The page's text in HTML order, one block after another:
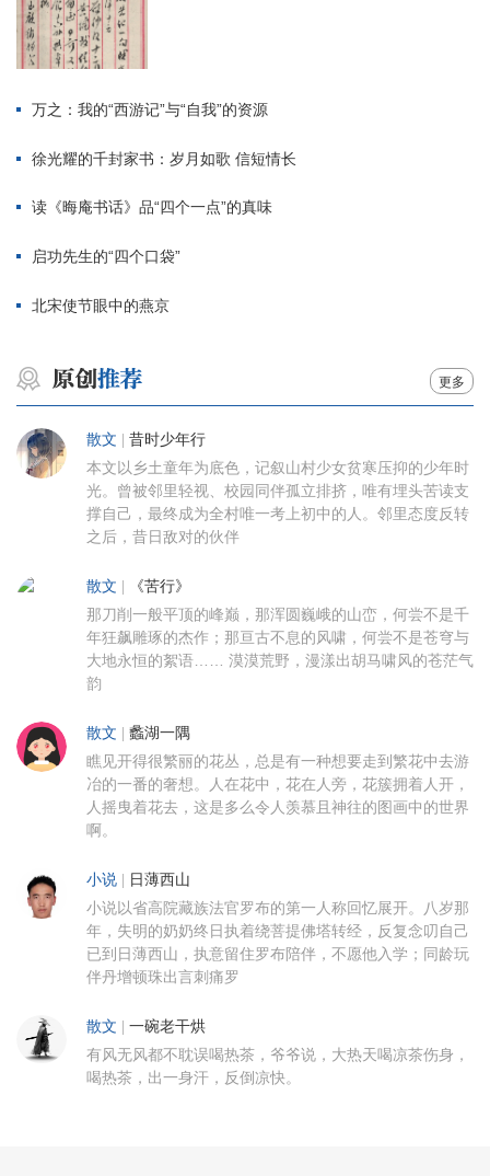
万之：我的“西游记”与“自我”的资源
徐光耀的千封家书：岁月如歌 信短情长
读《晦庵书话》品“四个一点”的真味
启功先生的“四个口袋”
北宋使节眼中的燕京
更多
散文 昔时少年行
本文以乡土童年为底色，记叙山村少女贫寒压抑的少年时
光。曾被邻里轻视、校园同伴孤立排挤，唯有埋头苦读支
撑自己，最终成为全村唯一考上初中的人。邻里态度反转
之后，昔日敌对的伙伴
散文 《苦行》
那刀削一般平顶的峰巅，那浑圆巍峨的山峦，何尝不是千
年狂飙雕琢的杰作；那亘古不息的风啸，何尝不是苍穹与
大地永恒的絮语…… 漠漠荒野，漫漾出胡马啸风的苍茫气
韵
散文 蠡湖一隅
瞧见开得很繁丽的花丛，总是有一种想要走到繁花中去游
冶的一番的奢想。人在花中，花在人旁，花簇拥着人开，
人摇曳着花去，这是多么令人羡慕且神往的图画中的世界
啊。
小说 日薄西山
小说以省高院藏族法官罗布的第一人称回忆展开。八岁那
年，失明的奶奶终日执着绕菩提佛塔转经，反复念叨自己
已到日薄西山，执意留住罗布陪伴，不愿他入学；同龄玩
伴丹增顿珠出言刺痛罗
散文 一碗老干烘
有风无风都不耽误喝热茶，爷爷说，大热天喝凉茶伤身，
喝热茶，出一身汗，反倒凉快。